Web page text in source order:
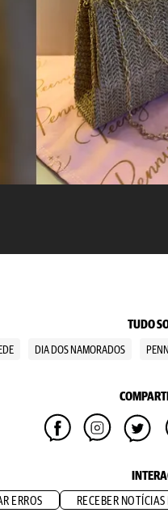
TUDO
DIA DOS NAMORADOS
ERROS RECEBER